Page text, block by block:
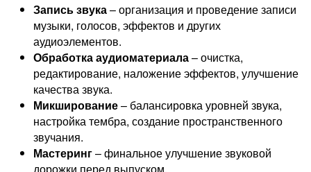
Запись звука– организация и проведение записи
музыки, голосов, эффектов и других
аудиоэлементов.
Обработка аудиоматериала– очистка,
редактирование, наложение эффектов, улучшение
качества звука.
Микширование– балансировка уровней звука,
настройка тембра, создание пространственного
звучания.
Мастеринг– финальное улучшение звуковой
дорожки перед выпуском.